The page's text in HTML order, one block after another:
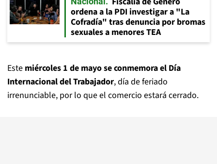
ordena a la PDI investigar a "La
Cofradía" tras denuncia por bromas
sexuales a menores TEA
Este miércoles 1 de mayo se conmemora el Día
Internacional del Trabajador, día de feriado
irrenunciable, por lo que el comercio estará cerrado.